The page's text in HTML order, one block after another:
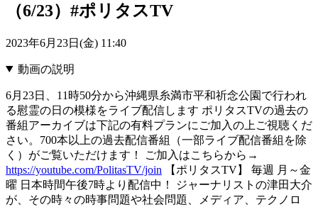
（6/23）#ポリタスTV
2023年6月23日(金) 11:40
動画の説明
6月23日、11時50分から沖縄県糸満市平和祈念公園で行われ
る慰霊の日の模様をライブ配信します ポリタスTVの過去の
番組アーカイブは下記の有料プランにご加入の上ご視聴くだ
さい。700本以上の過去配信番組（一部ライブ配信番組を除
く）がご覧いただけます！ ご加入はこちらから→
https://youtube.com/PolitasTV/join 【ポリタスTV】 毎週 月～金
曜 日本時間午後7時より配信中！ ジャーナリストの津田大介
が、その時々の時事問題や社会問題、メディア、テクノロ